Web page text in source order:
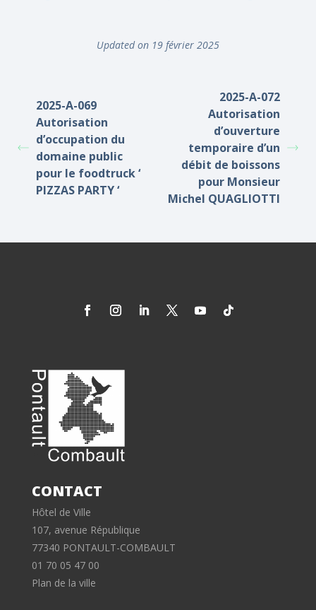
Updated on 19 février 2025
2025-A-069
Autorisation
d’occupation du
domaine public
pour le foodtruck ‘
PIZZAS PARTY ‘
2025-A-072
Autorisation
d’ouverture
temporaire d’un
débit de boissons
pour Monsieur
Michel QUAGLIOTTI
CONTACT
Hôtel de Ville
107, avenue République
77340 PONTAULT-COMBAULT
01 70 05 47 00
Plan de la ville